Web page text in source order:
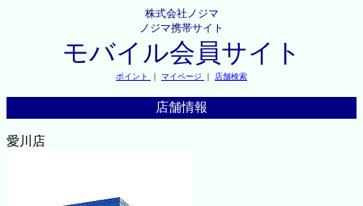
株式会社ノジマ
ノジマ携帯サイト
モバイル会員サイト
ポイント ｜ マイページ ｜ 店舗検索
店舗情報
愛川店